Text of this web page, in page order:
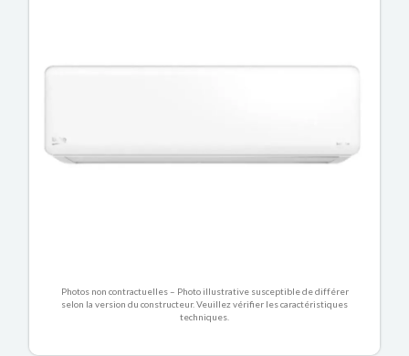
Photos non contractuelles – Photo illustrative susceptible de différer
selon la version du constructeur. Veuillez vérifier les caractéristiques
techniques.